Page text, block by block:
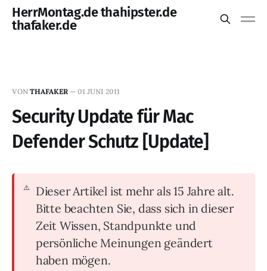
HerrMontag.de thahipster.de
thafaker.de
VON THAFAKER — 01 JUNI 2011
Security Update für Mac
Defender Schutz [Update]
Dieser Artikel ist mehr als 15 Jahre alt.
Bitte beachten Sie, dass sich in dieser
Zeit Wissen, Standpunkte und
persönliche Meinungen geändert
haben mögen.